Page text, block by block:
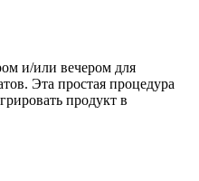
и/или вечером для
Эта простая процедура
продукт в